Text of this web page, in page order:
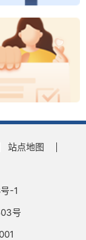
站点地图
-1
号